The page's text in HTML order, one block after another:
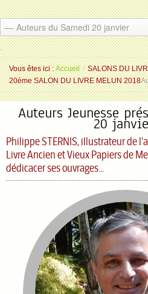
.
.
Vous êtes ici : Accueil / SALONS DU
20ème SALON DU LIVRE MELUN 2018
Auteurs Jeunesse
20
Philippe STERNIS, illustrateur de
Livre Ancien et Vieux Papiers de
dédicacer ses ouvrages...